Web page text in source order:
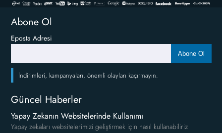
Abone Ol
Eposta Adresi
Abone Ol
İndirimleri, kampanyaları, önemli olayları kaçırmayın.
Güncel Haberler
Yapay Zekanın Websitelerinde Kullanımı
Yapay zekaları websitelerimizi geliştirmek için nasıl kullanabiliriz